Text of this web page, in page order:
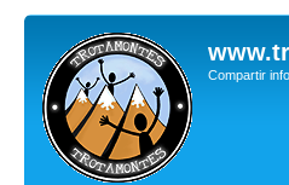
Compartir